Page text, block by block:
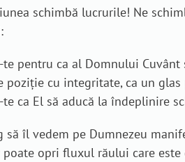
schimbă lucrurile! Ne
te pentru ca al Domnului
poziție cu integritate, ca un
te ca El să aducă la îndeplinire
să îl vedem pe Dumnezeu
poate opri fluxul răului care